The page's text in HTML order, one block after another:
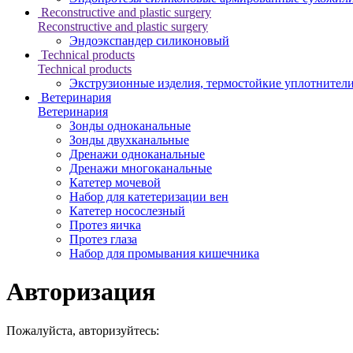
Reconstructive and plastic surgery
Reconstructive and plastic surgery
Эндоэкспандер силиконовый
Technical products
Technical products
Экструзионные изделия, термостойкие
Ветеринария
Ветеринария
Зонды одноканальные
Зонды двухканальные
Дренажи одноканальные
Дренажи многоканальные
Катетер мочевой
Набор для катетеризации вен
Катетер носослезный
Протез яичка
Протез глаза
Набор для промывания кишечника
Авторизация
Пожалуйста, авторизуйтесь: